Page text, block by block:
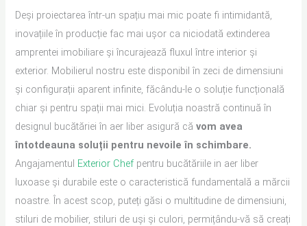
Deși proiectarea într-un spațiu mai mic poate fi intimidantă,
inovațiile în producție fac mai ușor ca niciodată extinderea
amprentei imobiliare și încurajează fluxul între interior și
exterior. Mobilierul nostru este disponibil în zeci de dimensiuni
și configurații aparent infinite, făcându-le o soluție funcțională
chiar și pentru spații mai mici. Evoluția noastră continuă în
designul bucătăriei în aer liber asigură căvom avea
întotdeauna soluții pentru nevoile în schimbare.
Angajamentul Exterior Chef pentru bucătăriile in aer liber
luxoase și durabile este o caracteristică fundamentală a mărcii
noastre. În acest scop, puteți găsi o multitudine de dimensiuni,
stiluri de mobilier, stiluri de uși și culori, permițându-vă să creați